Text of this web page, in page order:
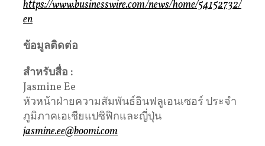
https://www.businesswire.com/news/home/54152732/
en
ข้อมูลติดต่อ
สำหรับสื่อ :
Jasmine Ee
หัวหน้าฝ่ายความสัมพันธ์อินฟลูเอนเซอร์ ประจำ
ภูมิภาคเอเชียแปซิฟิกและญี่ปุ่น
jasmine.ee@boomi.com